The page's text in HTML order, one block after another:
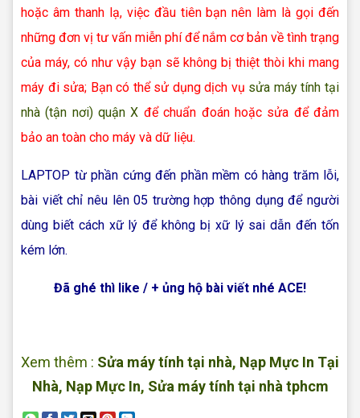
hoặc âm thanh lạ, việc đầu tiên bạn nên làm là gọi đến
những đơn vị tư vấn miễn phí để nắm cơ bản về tình trạng
của máy, có như vậy bạn sẽ không bị thiệt thòi khi mang
máy đi sửa; Bạn có thể sử dụng dịch vụ sửa máy tính tại
nhà (tận nơi) quận X để chuẩn đoán hoặc sửa để đảm
bảo an toàn cho máy và dữ liệu.
LAPTOP từ phần cứng đến phần mềm có hàng trăm lỗi,
bài viết chỉ nêu lên 05 trường hợp thông dụng để người
dùng biết cách xữ lý để không bị xữ lý sai dẫn đến tốn
kém lớn.
Đã ghé thì like / + ủng hộ bài viết nhé ACE!
Xem thêm : Sửa máy tính tại nhà, Nạp Mực In Tại
Nhà, Nạp Mực In, Sửa máy tính tại nhà tphcm